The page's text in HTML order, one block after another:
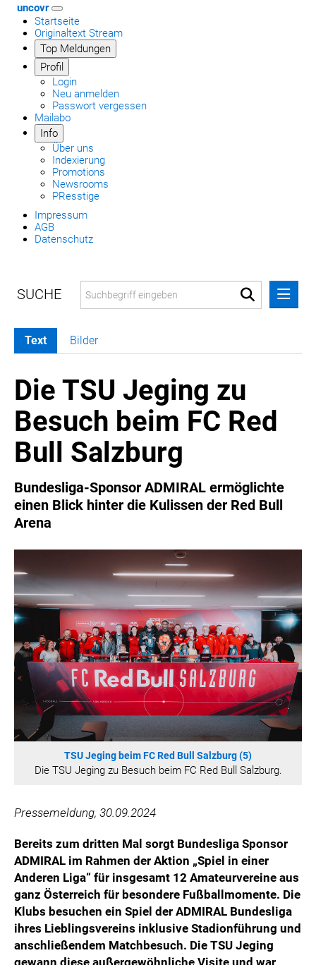
uncovr
Startseite
Originaltext Stream
Top Meldungen
Profil
Login
Neu anmelden
Passwort vergessen
Mailabo
Info
Über uns
Indexierung
Promotions
Newsrooms
PResstige
Impressum
AGB
Datenschutz
MELDUNGEN
COCA-COLA
RÖMERQUELLE
ÖSTERREICHISCHE SPORTHILFE
BARFLY'S CLUB
SPORTS MEDIA AUSTRIA
VIER HOCH VIER
ALFIES
HANNERSBERG
WILHELM-EXNER-MEDAILLEN STIFTUNG
ADMIRAL SPORTWETTEN
EWP RECYCLING PFAND ÖSTERREICH
ANNEMARIE CHARITY
IMPERIAL MARKETS
SPECIAL OLYMPICS ÖSTERREICH
COCA COLA
PRESSEKONTAKT
Text Bilder
Die TSU Jeging zu
Besuch beim FC Red
Bull Salzburg
Bundesliga-Sponsor ADMIRAL ermöglichte
einen Blick hinter die Kulissen der Red Bull
Arena
TSU Jeging beim FC Red Bull Salzburg (5)
Die TSU Jeging zu Besuch beim FC Red Bull Salzburg.
Pressemeldung, 30.09.2024
Bereits zum dritten Mal sorgt Bundesliga Sponsor
ADMIRAL im Rahmen der Aktion „Spiel in einer
Anderen Liga“ für insgesamt 12 Amateurvereine aus
ganz Österreich für besondere Fußballmomente. Die
Klubs besuchen ein Spiel der ADMIRAL Bundesliga
ihres Lieblingsvereins inklusive Stadionführung und
anschließendem Matchbesuch. Die TSU Jeging
gewann diese außergewöhnliche Visite und war